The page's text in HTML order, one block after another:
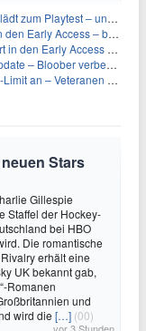
– und erscheint schon bald!
Access – bald gehts los!
ab heute im feudalen Japan
Grafik und Performance
können endlich weiter aufsteigen
Stars
Gillespie
Staffel der Hockey-
bei HBO
Die romantische
erhält eine
UK bekannt gab,
Romanen
und
wird die […] (00)